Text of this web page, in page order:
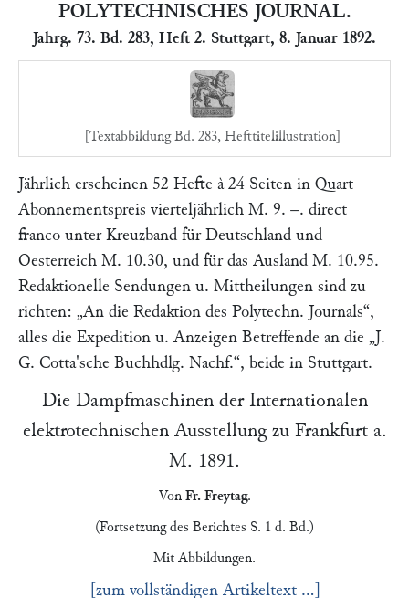
POLYTECHNISCHES JOURNAL.
Jahrg. 73. Bd. 283, Heft 2. Stuttgart, 8. Januar 1892.
[Textabbildung Bd. 283, Hefttitelillustration]
Jährlich erscheinen 52 Hefte à 24 Seiten in Quart
Abonnementspreis vierteljährlich M. 9. –. direct
franco unter Kreuzband für Deutschland und
Oesterreich M. 10.30, und für das Ausland M. 10.95.
Redaktionelle Sendungen u. Mittheilungen sind zu
richten: „An die Redaktion des Polytechn. Journals“,
alles die Expedition u. Anzeigen Betreffende an die „J.
G. Cotta'sche Buchhdlg. Nachf.“, beide in Stuttgart.
Die Dampfmaschinen der Internationalen
elektrotechnischen Ausstellung zu Frankfurt a.
M. 1891.
Von Fr. Freytag.
(Fortsetzung des Berichtes S. 1 d. Bd.)
Mit Abbildungen.
[zum vollständigen Artikeltext …]